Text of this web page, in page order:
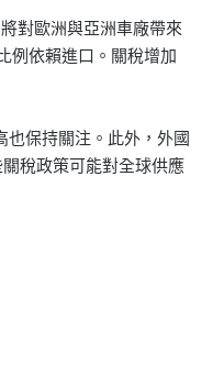
對歐洲與亞洲車廠帶來
例依賴進口。關稅增加
也保持關注。此外，外國
稅政策可能對全球供應